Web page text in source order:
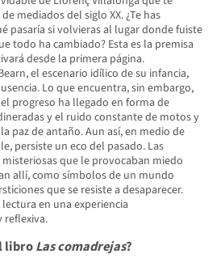
mediados del siglo XX. ¿Te has
pasaría si volvieras al lugar donde fuiste
todo ha cambiado? Esta es la premisa
desde la primera página.
el escenario idílico de su infancia,
Lo que encuentra, sin embargo,
progreso ha llegado en forma de
y el ruido constante de motos y
paz de antaño. Aun así, en medio de
persiste un eco del pasado. Las
que le provocaban miedo
allí, como símbolos de un mundo
que se resiste a desaparecer.
en una experiencia
reflexiva.
libroLas comadrejas?